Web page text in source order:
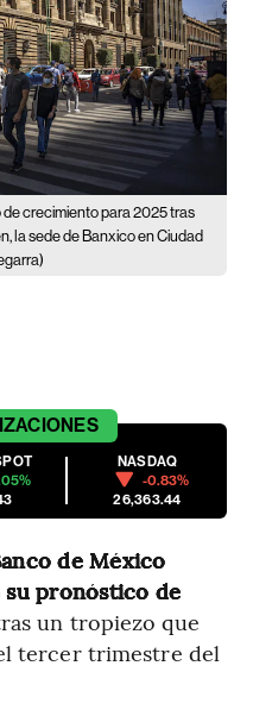
crecimiento para 2025 tras
la sede de Banxico en Ciudad
NASDAQ
-0.83%
26,363.44
de México
su pronóstico de
un tropiezo que
tercer trimestre del